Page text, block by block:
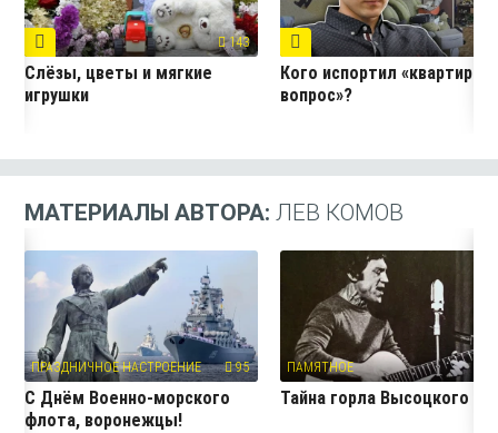
143
Слёзы, цветы и мягкие
игрушки
Кого испортил
вопрос»?
МАТЕРИАЛЫ АВТОРА:ЛЕВ КОМОВ
ПРАЗДНИЧНОЕ НАСТРОЕНИЕ 95
С Днём Военно-морского
флота, воронежцы!
ПАМЯТНОЕ
Тайна горла Высоцкого